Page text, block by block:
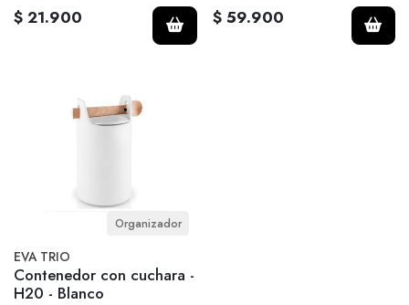
$ 21.900
$ 59.900
Organizador
EVA TRIO
Contenedor con cuchara -
H20 - Blanco